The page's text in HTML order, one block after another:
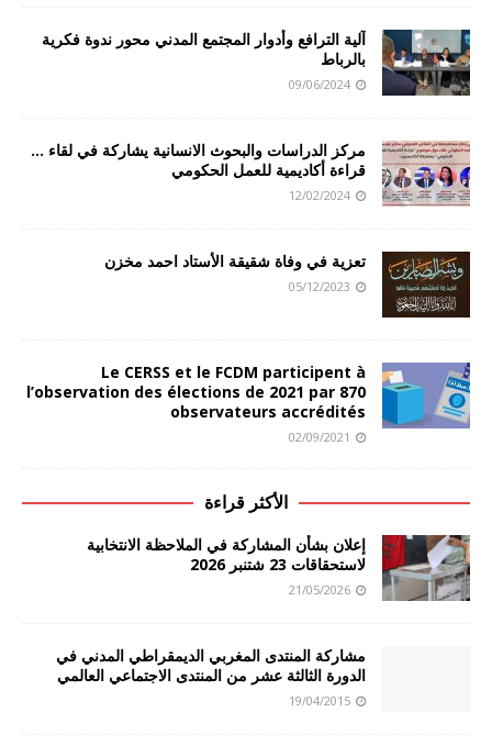
آلية الترافع وأدوار المجتمع المدني محور ندوة فكرية
بالرباط
09/06/2024
مركز الدراسات والبحوث الانسانية يشاركة في لقاء …
قراءة أكاديمية للعمل الحكومي
12/02/2024
تعزية في وفاة شقيقة الأستاد احمد مخزن
05/12/2023
Le CERSS et le FCDM participent à
l’observation des élections de 2021 par 870
observateurs accrédités
02/09/2021
الأكثر قراءة
إعلان بشأن المشاركة في الملاحظة الانتخابية
لاستحقاقات 23 شتنبر 2026
21/05/2026
مشاركة المنتدى المغربي الديمقراطي المدني في
الدورة الثالثة عشر من المنتدى الاجتماعي العالمي
19/04/2015